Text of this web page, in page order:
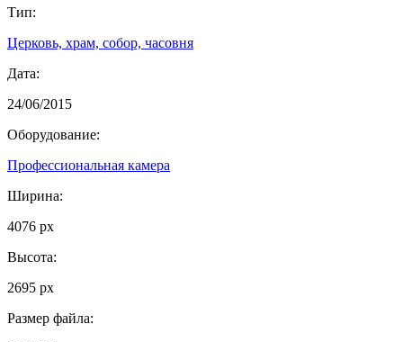
Тип:
Церковь, храм, собор, часовня
Дата:
24/06/2015
Оборудование:
Профессиональная камера
Ширина:
4076 px
Высота:
2695 px
Размер файла: